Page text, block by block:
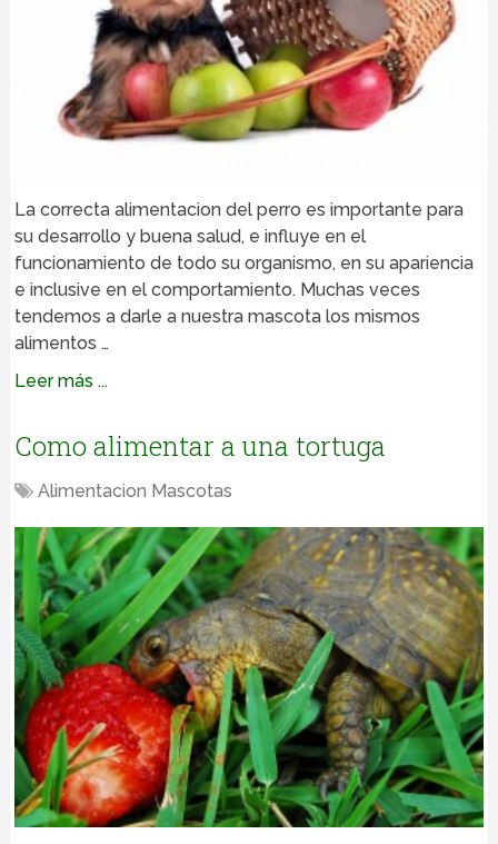
La correcta alimentacion del perro es importante para
su desarrollo y buena salud, e influye en el
funcionamiento de todo su organismo, en su apariencia
e inclusive en el comportamiento. Muchas veces
tendemos a darle a nuestra mascota los mismos
alimentos …
Leer más ...
Como alimentar a una tortuga
Alimentacion Mascotas